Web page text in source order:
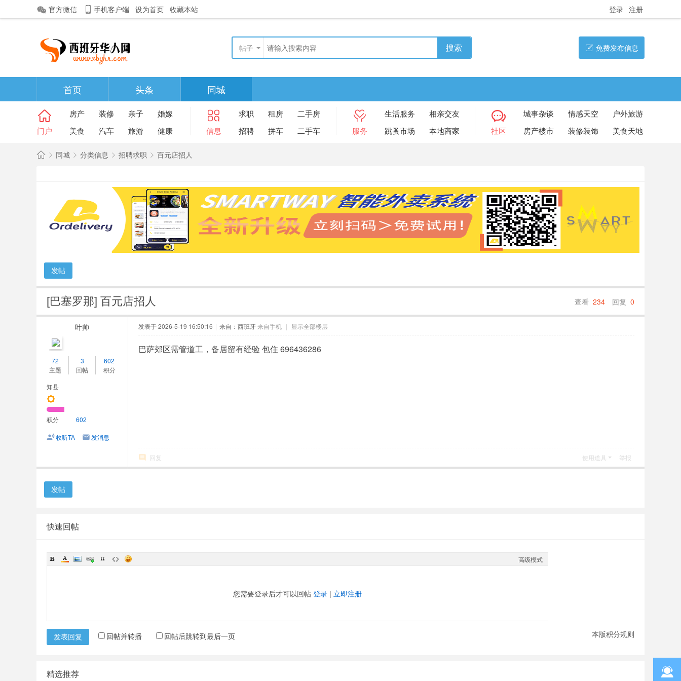
官方微信 手机客户端 设为首页 收藏本站 登录 注册
帖子 搜索 免费发布信息
首页 头条 同城
门户
房产 装修 亲子
婚嫁
美食
汽车 旅游 健康 信息
求职 租房
二手房
招聘
拼车 二手车 服务
生活服务
相亲交友
跳蚤市场
本地商家 社区
城事杂谈 情感天空
户外旅游
房产楼市
装修装饰 美食天地
同城
›
分类信息 招聘求职
›
百元店招人
发帖
查看 234 回复 0
[巴塞罗那] 百元店招人
叶帅
72
主题
3
回帖
602
积分
知县
积分 602
收听TA 发消息
发表于 2026-5-19 16:50:16 | 来自：西班牙来自手机 | 显示全部楼层
巴萨郊区需管道工，备居留有经验 包住 696436286
回复 使用道具 举报
发帖
快速回帖
高级模式
您需要登录后才可以回帖 登录 | 立即注册
本版积分规则
发表回复 回帖并转播 回帖后跳转到最后一页
精选推荐